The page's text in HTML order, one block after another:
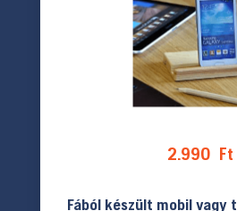
2.990 Ft
Fából készült mobil vagy